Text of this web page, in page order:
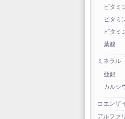
ビタミ
ビタミ
ビタミ
葉酸
ミネラル
亜鉛
カルシ
コエンザ
アルファ